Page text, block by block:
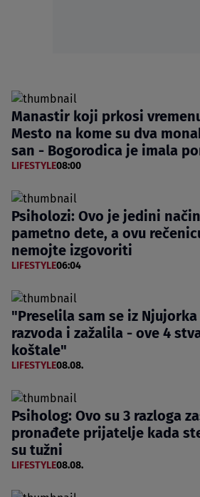
Manastir koji prkosi
Mesto na kome su dva
san - Bogorodica je imala
LIFESTYLE08:00
Psiholozi: Ovo je jedini
pametno dete, a ovu
nemojte izgovoriti
LIFESTYLE06:04
"Preselila sam se iz
razvoda i zažalila - ove 4
koštale"
LIFESTYLE08.08.
Psiholog: Ovo su 3 razloga
pronađete prijatelje kada
su tužni
LIFESTYLE08.08.